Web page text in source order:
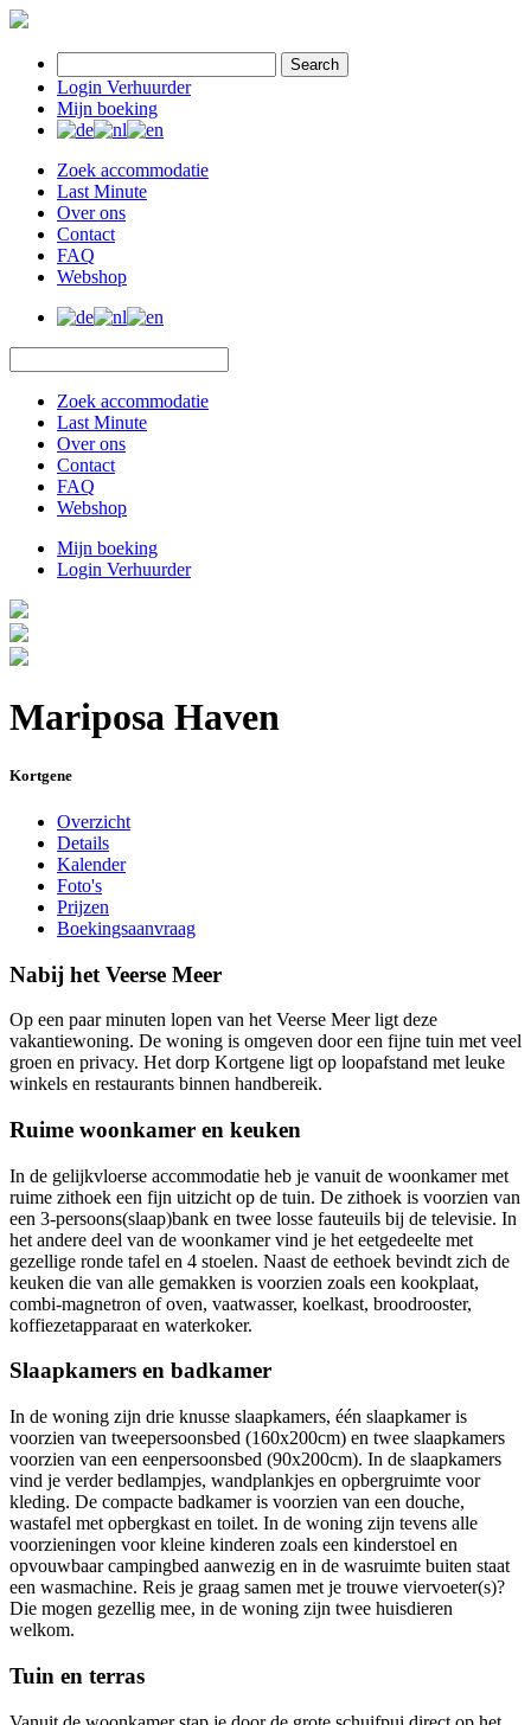
Search
Login Verhuurder
Mijn boeking
Zoek accommodatie
Last Minute
Over ons
Contact
FAQ
Webshop
Zoek accommodatie
Last Minute
Over ons
Contact
FAQ
Webshop
Mijn boeking
Login Verhuurder
Mariposa Haven
Kortgene
Overzicht
Details
Kalender
Foto's
Prijzen
Boekingsaanvraag
Nabij het Veerse Meer
Op een paar minuten lopen van het Veerse Meer ligt deze
vakantiewoning. De woning is omgeven door een fijne tuin met veel
groen en privacy. Het dorp Kortgene ligt op loopafstand met leuke
winkels en restaurants binnen handbereik.
Ruime woonkamer en keuken
In de gelijkvloerse accommodatie heb je vanuit de woonkamer met
ruime zithoek een fijn uitzicht op de tuin. De zithoek is voorzien van
een 3-persoons(slaap)bank en twee losse fauteuils bij de televisie. In
het andere deel van de woonkamer vind je het eetgedeelte met
gezellige ronde tafel en 4 stoelen. Naast de eethoek bevindt zich de
keuken die van alle gemakken is voorzien zoals een kookplaat,
combi-magnetron of oven, vaatwasser, koelkast, broodrooster,
koffiezetapparaat en waterkoker.
Slaapkamers en badkamer
In de woning zijn drie knusse slaapkamers, één slaapkamer is
voorzien van tweepersoonsbed (160x200cm) en twee slaapkamers
voorzien van een eenpersoonsbed (90x200cm). In de slaapkamers
vind je verder bedlampjes, wandplankjes en opbergruimte voor
kleding. De compacte badkamer is voorzien van een douche,
wastafel met opbergkast en toilet. In de woning zijn tevens alle
voorzieningen voor kleine kinderen zoals een kinderstoel en
opvouwbaar campingbed aanwezig en in de wasruimte buiten staat
een wasmachine. Reis je graag samen met je trouwe viervoeter(s)?
Die mogen gezellig mee, in de woning zijn twee huisdieren
welkom.
Tuin en terras